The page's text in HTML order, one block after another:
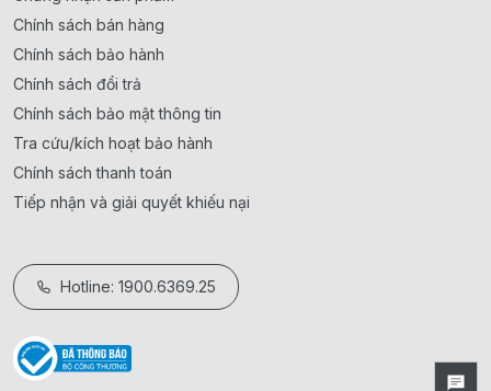
Chính sách bán hàng
Chính sách bảo hành
Chính sách đổi trả
Chính sách bảo mật thông tin
Tra cứu/kích hoạt bảo hành
Chính sách thanh toán
Tiếp nhận và giải quyết khiếu nại
Hotline: 1900.6369.25